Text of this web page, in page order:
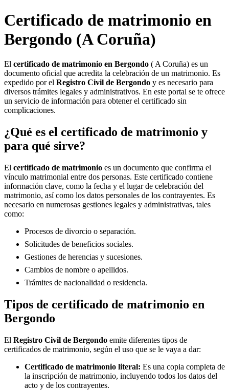
Certificado de matrimonio en
Bergondo (A Coruña)
El certificado de matrimonio en Bergondo ( A Coruña) es un
documento oficial que acredita la celebración de un matrimonio. Es
expedido por el Registro Civil de Bergondo y es necesario para
diversos trámites legales y administrativos. En este portal se te ofrece
un servicio de información para obtener el certificado sin
complicaciones.
¿Qué es el certificado de matrimonio y
para qué sirve?
El certificado de matrimonio es un documento que confirma el
vínculo matrimonial entre dos personas. Este certificado contiene
información clave, como la fecha y el lugar de celebración del
matrimonio, así como los datos personales de los contrayentes. Es
necesario en numerosas gestiones legales y administrativas, tales
como:
Procesos de divorcio o separación.
Solicitudes de beneficios sociales.
Gestiones de herencias y sucesiones.
Cambios de nombre o apellidos.
Trámites de nacionalidad o residencia.
Tipos de certificado de matrimonio en
Bergondo
El Registro Civil de Bergondo emite diferentes tipos de
certificados de matrimonio, según el uso que se le vaya a dar:
Certificado de matrimonio literal: Es una copia completa de
la inscripción de matrimonio, incluyendo todos los datos del
acto y de los contrayentes.